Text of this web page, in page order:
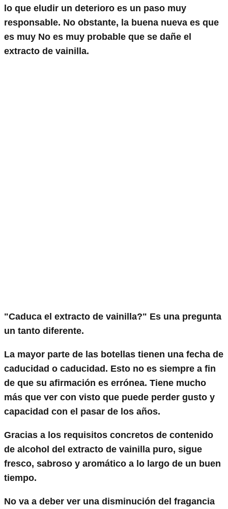
lo que eludir un deterioro es un paso muy
responsable. No obstante, la buena nueva es que
es muy No es muy probable que se dañe el
extracto de vainilla.
"Caduca el extracto de vainilla?" Es una pregunta
un tanto diferente.
La mayor parte de las botellas tienen una fecha de
caducidad o caducidad. Esto no es siempre a fin
de que su afirmación es errónea. Tiene mucho
más que ver con visto que puede perder gusto y
capacidad con el pasar de los años.
Gracias a los requisitos concretos de contenido
de alcohol del extracto de vainilla puro, sigue
fresco, sabroso y aromático a lo largo de un buen
tiempo.
No va a deber ver una disminución del fragancia